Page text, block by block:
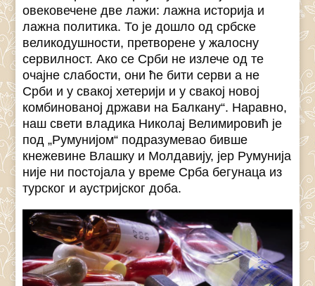
овековечене две лажи: лажна историја и
лажна политика. То је дошло од србске
великодушности, претворене у жалосну
сервилност. Ако се Срби не излече од те
очајне слабости, они ће бити серви а не
Срби и у свакој хетерији и у свакој новој
комбинованој држави на Балкану“. Наравно,
наш свети владика Николај Велимировић је
под „Румунијом“ подразумевао бивше
кнежевине Влашку и Молдавију, јер Румунија
није ни постојала у време Срба бегунаца из
турског и аустријског доба.